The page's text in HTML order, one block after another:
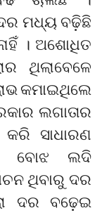
ମଧ୍ୟ ବଢ଼ିଛି
। ଅଶୋଧିତ
ଥିଲାବେଳେ
କମାଇଥିଲେ
ଲଗାତାର
ସାଧାରଣ
ବୋଝ ଲଦି
ଥିବାରୁ ଦର
ଦର ବଢ଼େଇ